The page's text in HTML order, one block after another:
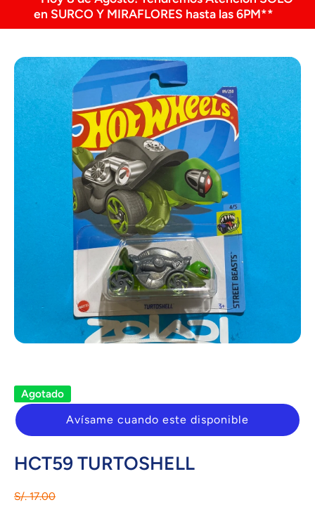
en SURCO Y MIRAFLORES hasta las 6PM**
Ir directamente a la información del producto
Agotado
Avísame cuando este disponible
HCT59 TURTOSHELL
S/. 17.00